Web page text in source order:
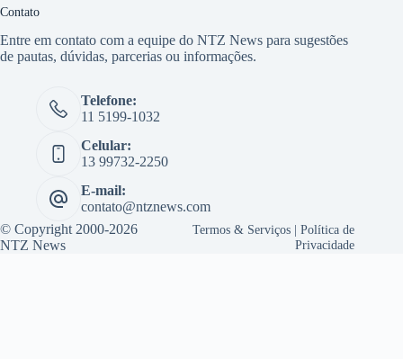
Contato
Entre em contato com a equipe do NTZ News para sugestões
de pautas, dúvidas, parcerias ou informações.
Telefone:
11 5199-1032
Celular:
13 99732-2250
E-mail:
contato@ntznews.com
© Copyright 2000-2026
NTZ News
Termos & Serviços |Política de
Privacidade